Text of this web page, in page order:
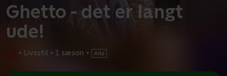
Ghetto - det er langt
ude!
• Livsstil • 1 sæson •